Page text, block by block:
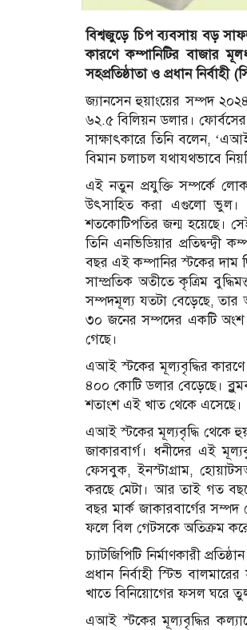
বিশ্বজুড়ে চিপ ব্যবসায় বড়
কারণে কম্পানিটির বাজার
সহপ্রতিষ্ঠাতা ও প্রধান
জ্যানসেন হুয়াংয়ের সম্পদ
৬২.৫ বিলিয়ন ডলার।
সাক্ষাৎকারে তিনি বলেন,
বিমান চলাচল যথাযথভাবে
এই নতুন প্রযুক্তি সম্পর্কে
উৎসাহিত করা এগুলো ভুল।
শতকোটিপতির জন্ম হয়েছে।
তিনি এনভিডিয়ার
বছর এই কম্পানির স্টকের দাম
সাম্প্রতিক অতীতে কৃত্রিম
সম্পদমূল্য যতটা বেড়েছে, তার
৩০ জনের সম্পদের একটি অংশ
গেছে।
এআই স্টকের মূল্যবৃদ্ধির কারণে
৪০০ কোটি ডলার বেড়েছে।
শতাংশ এই খাত থেকে এসেছে।
এআই স্টকের মূল্যবৃদ্ধি থেকে
জাকারবার্গ। ধনীদের এই
ফেসবুক, ইনস্টাগ্রাম,
করছে মেটা। আর তাই গত
বছর মার্ক জাকারবার্গের
ফলে বিল গেটসকে অতিক্রম করে
চ্যাটজিপিটি নির্মাণকারী
প্রধান নির্বাহী স্টিভ
খাতে বিনিয়োগের ফসল ঘরে
এআই স্টকের মূল্যবৃদ্ধির